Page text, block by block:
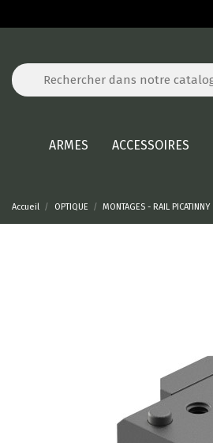
ARMES ACCESSOIRES
Accueil OPTIQUE MONTAGES - RAIL PICATINNY